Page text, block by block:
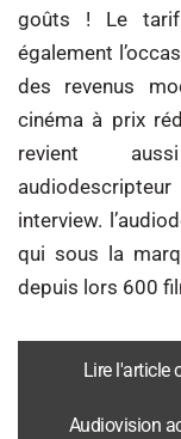
goûts ! Le
également
des revenus
cinéma à prix
revient
interview.
qui sous la
depuis lors 600
Lire l'article
Audiovision